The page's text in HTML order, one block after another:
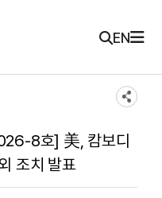
로 이동 EN
8호] 美, 캄보디
조치 발표